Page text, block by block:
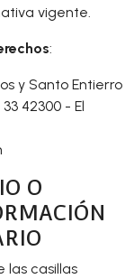
vigente.
:
y Santo Entierro
42300 - El
O
las casillas